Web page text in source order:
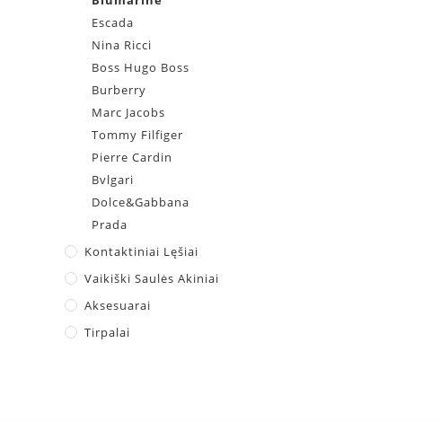
Escada
Nina Ricci
Boss Hugo Boss
Burberry
Marc Jacobs
Tommy Filfiger
Pierre Cardin
Bvlgari
Dolce&Gabbana
Prada
Kontaktiniai Lęšiai
Vaikiški Saulės Akiniai
Aksesuarai
Tirpalai